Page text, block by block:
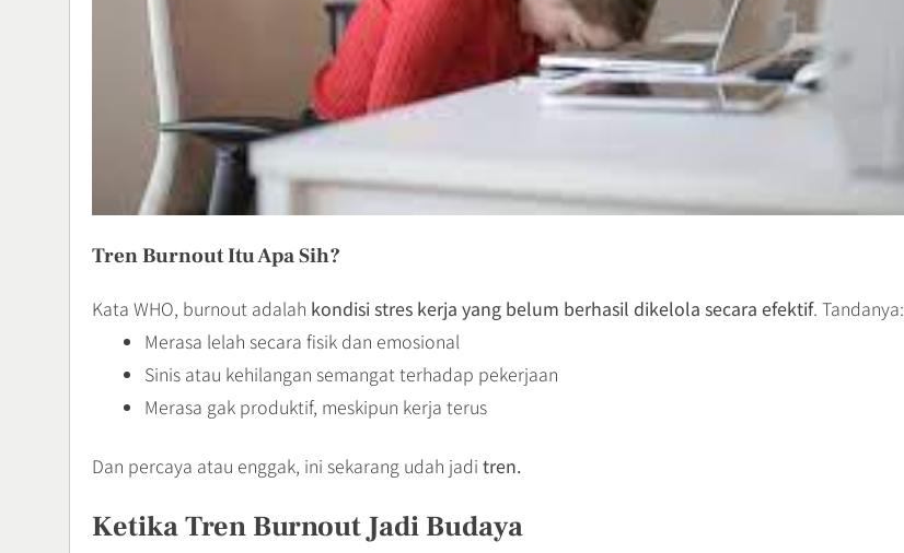
Tren Burnout Itu Apa Sih?
Kata WHO, burnout adalah kondisi stres kerja yang belum berhasil dikelola secara efektif. Tandanya:
Merasa lelah secara fisik dan emosional
Sinis atau kehilangan semangat terhadap pekerjaan
Merasa gak produktif, meskipun kerja terus
Dan percaya atau enggak, ini sekarang udah jadi tren.
Ketika Tren Burnout Jadi Budaya